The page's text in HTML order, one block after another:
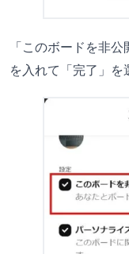
「このボードを非
を入れて「完了」を